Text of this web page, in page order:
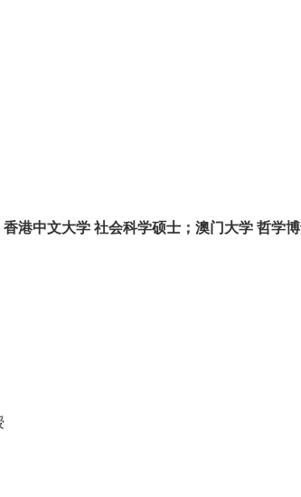
港中文大学 社会科学硕士；澳门大学 哲学